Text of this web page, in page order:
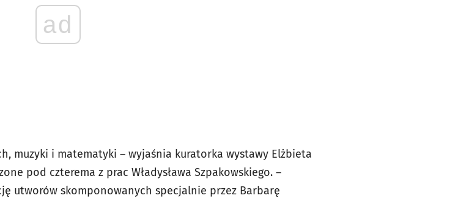
ad
muzyki i matematyki – wyjaśnia kuratorka wystawy Elżbieta
pod czterema z prac Władysława Szpakowskiego. –
utworów skomponowanych specjalnie przez Barbarę